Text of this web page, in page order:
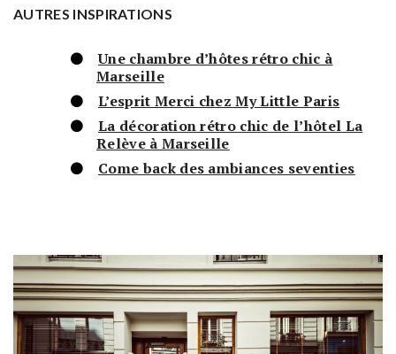
AUTRES INSPIRATIONS
Une chambre d’hôtes rétro chic à
Marseille
L’esprit Merci chez My Little Paris
La décoration rétro chic de l’hôtel La
Relève à Marseille
Come back des ambiances seventies